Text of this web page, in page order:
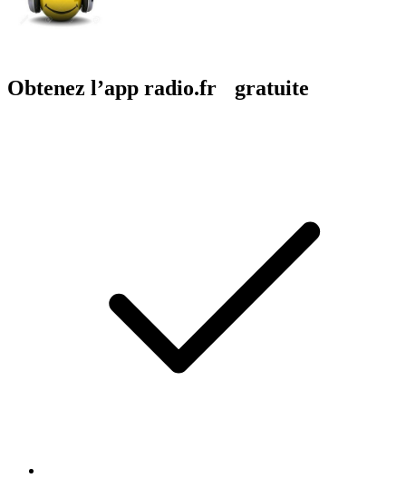
Obtenez l’app radio.fr gratuite